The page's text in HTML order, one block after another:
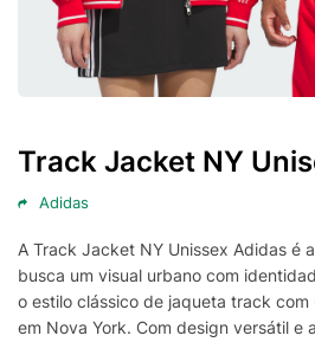
Track Jacket NY
Adidas
A Track Jacket NY Unissex Adidas é
busca um visual urbano com
o estilo clássico de jaqueta track
em Nova York. Com design versátil e